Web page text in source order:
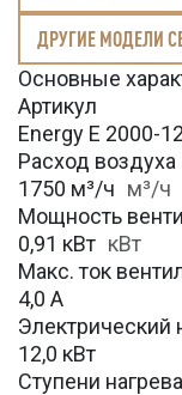
ДРУГИЕ МОДЕЛИ
Основные
Артикул
Energy E 2000-
Расход воздуха
1750 м³/ч м³/ч
Мощность
0,91 кВт кВт
Макс. ток
4,0 А
Электрический
12,0 кВт
Ступени нагрева